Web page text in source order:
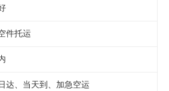
件托运
达、当天到、加急空运